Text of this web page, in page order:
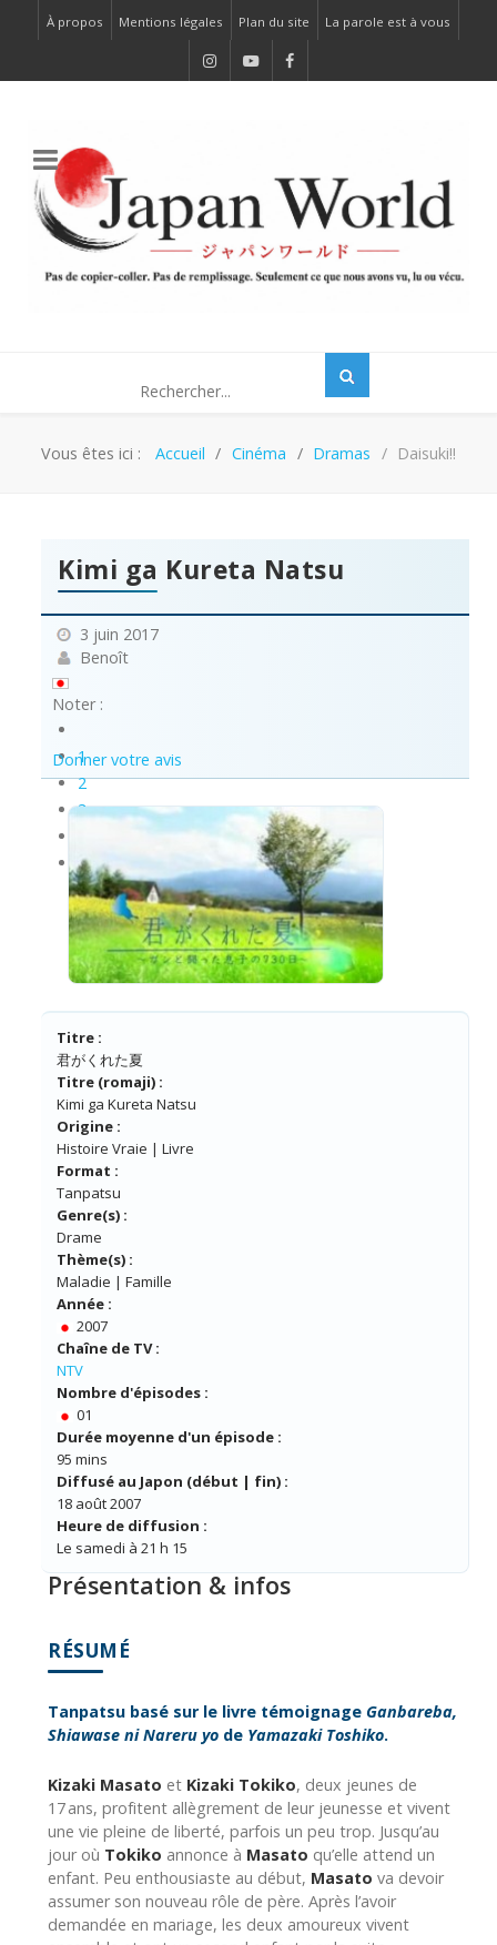
À propos Mentions légales Plan du site La parole est à vous
Vous êtes ici : Accueil Cinéma Dramas Daisuki!!
Kimi ga Kureta Natsu
3 juin 2017
Benoît
Noter :
1
2
3
5
Donner votre avis
Titre :
君がくれた夏
Titre (romaji) :
Kimi ga Kureta Natsu
Origine :
Histoire Vraie | Livre
Format :
Tanpatsu
Genre(s) :
Drame
Thème(s) :
Maladie | Famille
Année :
2007
Chaîne de TV :
NTV
Nombre d'épisodes :
01
Durée moyenne d'un épisode :
95 mins
Diffusé au Japon (début | fin) :
18 août 2007
Heure de diffusion :
Le samedi à 21 h 15
Présentation & infos
RÉSUMÉ
Tanpatsu basé sur le livre témoignage Ganbareba,
Shiawase ni Nareru yo de Yamazaki Toshiko.
Kizaki Masato et Kizaki Tokiko, deux jeunes de
17 ans, profitent allègrement de leur jeunesse et vivent
une vie pleine de liberté, parfois un peu trop. Jusqu’au
jour où Tokiko annonce à Masato qu’elle attend un
enfant. Peu enthousiaste au début, Masato va devoir
assumer son nouveau rôle de père. Après l’avoir
demandée en mariage, les deux amoureux vivent